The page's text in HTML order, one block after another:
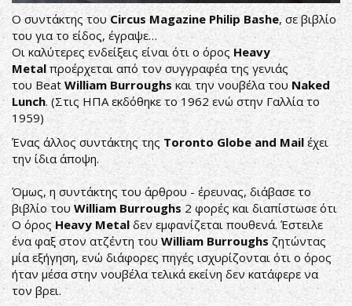
Ο συντάκτης τουCircus Magazine Philip Bashe, σε βιβλίο
του για το είδος, έγραψε…
Οι καλύτερες ενδείξεις είναι ότι ο όρος Heavy
Metalπροέρχεται από τον συγγραφέα της γενιάς
του BeatWilliam Burroughsκαι την νουβέλα του Naked
Lunch. (Στις ΗΠΑ εκδόθηκε το 1962 ενώ στην Γαλλία το
1959)
Ένας άλλος συντάκτης της Toronto Globe and Mailέχει
την ίδια άποψη.
Όμως, η συντάκτης του άρθρου - έρευνας, διάβασε το
βιβλίο τουWilliam Burroughs2 φορές και διαπίστωσε ότι
Ο όροςHeavy Metalδεν εμφανίζεται πουθενά. Έστειλε
ένα φαξ στον ατζέντη του William Burroughs ζητώντας
μία εξήγηση, ενώ διάφορες πηγές ισχυρίζονται ότι ο όρος
ήταν μέσα στην νουβέλα τελικά εκείνη δεν κατάφερε να
τον βρει.